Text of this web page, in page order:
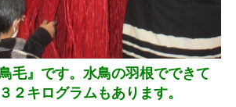
毛』です。水鳥の羽根でできて
２キログラムもあります。